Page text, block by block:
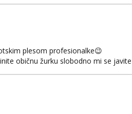
plesom profesionalke😉
običnu žurku slobodno mi se javite